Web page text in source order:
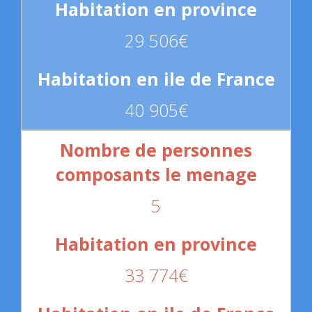
29 506€
40 905€
5
33 774€